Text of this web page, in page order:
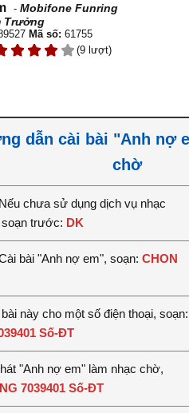
- Mobifone Funring
Trưởng
Mã số: 61755
(9 lượt)
dẫn cài bài "Anh nợ
chờ
chưa sử dụng dịch vụ nhạc
trước: DK
bài "Anh nợ em", soạn: CHON
này cho một số điện thoại, soạn:
Số-ĐT
"Anh nợ em" làm nhạc chờ,
7039401 Số-ĐT